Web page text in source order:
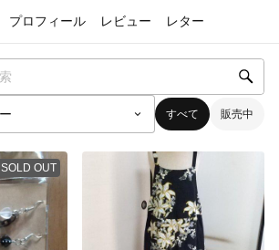
プロフィール レビュー レター
すべて 販売中
SOLD OUT